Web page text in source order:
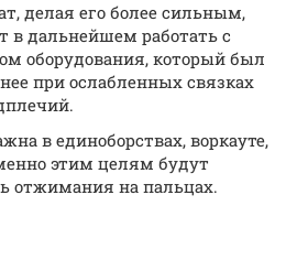
делая его более сильным,
в дальнейшем работать с
оборудования, который был
при ослабленных связках
в единоборствах, воркауте,
этим целям будут
отжимания на пальцах.